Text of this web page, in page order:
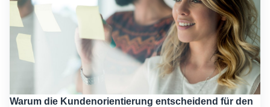
Warum die Kundenorientierung entscheidend für den